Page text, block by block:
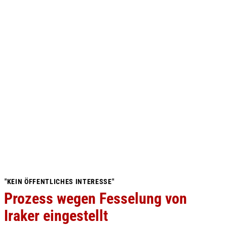
"KEIN ÖFFENTLICHES INTERESSE"
Prozess wegen Fesselung von
Iraker eingestellt